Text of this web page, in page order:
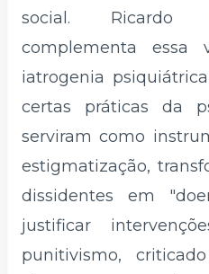
social. Ricardo
complementa
iatrogenia
certas práticas da
serviram como
estigmatização,
dissidentes em
justificar
punitivismo,